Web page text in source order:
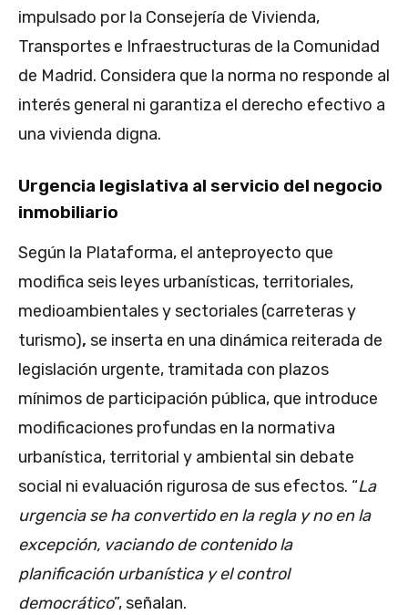
impulsado por la Consejería de Vivienda,
Transportes e Infraestructuras de la Comunidad
de Madrid. Considera que la norma no responde al
interés general ni garantiza el derecho efectivo a
una vivienda digna.
Urgencia legislativa al servicio del negocio
inmobiliario
Según la Plataforma, el anteproyecto que
modifica seis leyes urbanísticas, territoriales,
medioambientales y sectoriales (carreteras y
turismo), se inserta en una dinámica reiterada de
legislación urgente, tramitada con plazos
mínimos de participación pública, que introduce
modificaciones profundas en la normativa
urbanística, territorial y ambiental sin debate
social ni evaluación rigurosa de sus efectos. “La
urgencia se ha convertido en la regla y no en la
excepción, vaciando de contenido la
planificación urbanística y el control
democrático”, señalan.